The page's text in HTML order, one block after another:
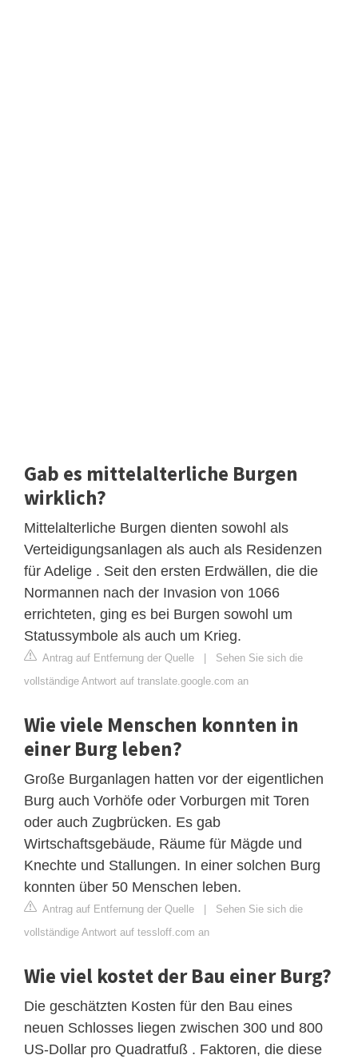
Gab es mittelalterliche Burgen
wirklich?
Mittelalterliche Burgen dienten sowohl als
Verteidigungsanlagen als auch als Residenzen
für Adelige . Seit den ersten Erdwällen, die die
Normannen nach der Invasion von 1066
errichteten, ging es bei Burgen sowohl um
Statussymbole als auch um Krieg.
Antrag auf Entfernung der Quelle | Sehen Sie sich die
vollständige Antwort auf translate.google.com an
Wie viele Menschen konnten in
einer Burg leben?
Große Burganlagen hatten vor der eigentlichen
Burg auch Vorhöfe oder Vorburgen mit Toren
oder auch Zugbrücken. Es gab
Wirtschaftsgebäude, Räume für Mägde und
Knechte und Stallungen. In einer solchen Burg
konnten über 50 Menschen leben.
Antrag auf Entfernung der Quelle | Sehen Sie sich die
vollständige Antwort auf tessloff.com an
Wie viel kostet der Bau einer Burg?
Die geschätzten Kosten für den Bau eines
neuen Schlosses liegen zwischen 300 und 800
US-Dollar pro Quadratfuß . Faktoren, die diese